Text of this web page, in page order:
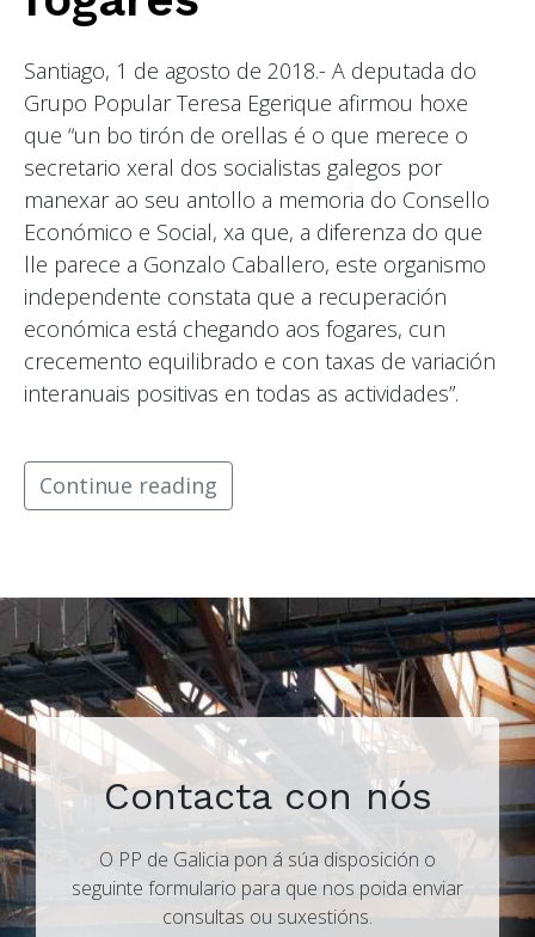
Santiago, 1 de agosto de 2018.- A deputada do
Grupo Popular Teresa Egerique afirmou hoxe
que “un bo tirón de orellas é o que merece o
secretario xeral dos socialistas galegos por
manexar ao seu antollo a memoria do Consello
Económico e Social, xa que, a diferenza do que
lle parece a Gonzalo Caballero, este organismo
independente constata que a recuperación
económica está chegando aos fogares, cun
crecemento equilibrado e con taxas de variación
interanuais positivas en todas as actividades”.
Continue reading
Contacta con nós
O PP de Galicia pon á súa disposición o
seguinte formulario para que nos poida enviar
consultas ou suxestións.